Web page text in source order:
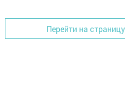
Перейти на